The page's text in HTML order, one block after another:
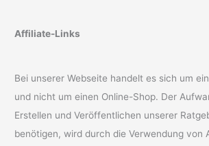
Affiliate-Links
Bei unserer Webseite handelt es sich um
und nicht um einen Online-Shop. Der
Erstellen und Veröffentlichen unserer
benötigen, wird durch die Verwendung von